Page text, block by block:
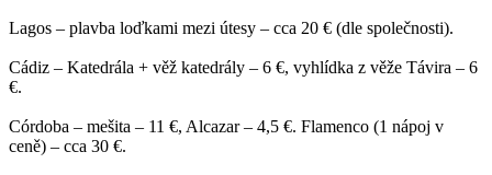
Lagos – plavba loďkami mezi útesy – cca 20 € (dle společnosti).
Cádiz – Katedrála + věž katedrály – 6 €, vyhlídka z věže Távira – 6
€.
Córdoba – mešita – 11 €, Alcazar – 4,5 €. Flamenco (1 nápoj v
ceně) – cca 30 €.